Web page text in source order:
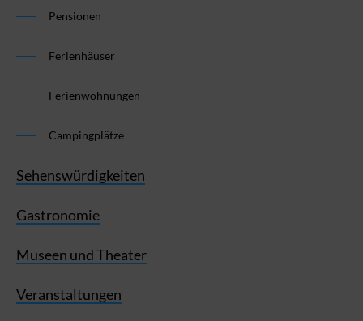
Pensionen
Ferienhäuser
Ferienwohnungen
Campingplätze
Sehenswürdigkeiten
Gastronomie
Museen und Theater
Veranstaltungen